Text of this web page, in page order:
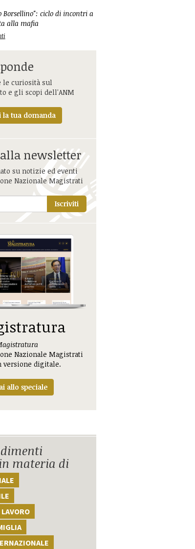
Borsellino": ciclo di incontri a
alla mafia
le curiosità sul
e gli scopi dell'ANM
la tua domanda
newsletter
su notizie ed eventi
Nazionale Magistrati
Iscriviti
Nazionale Magistrati
digitale.
allo speciale
materia di